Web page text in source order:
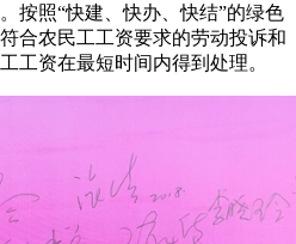
按照“快建、快办、快结”的绿色
合农民工工资要求的劳动投诉和
工资在最短时间内得到处理。